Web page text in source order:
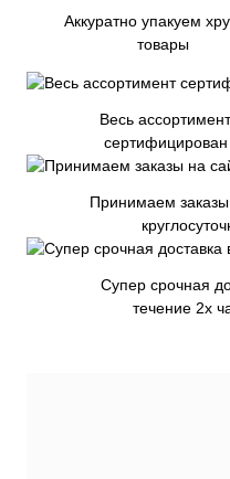
Аккуратно упакуем
товары
Весь ассортимент
сертифицирован
Принимаем
Супер срочная
течение 2х